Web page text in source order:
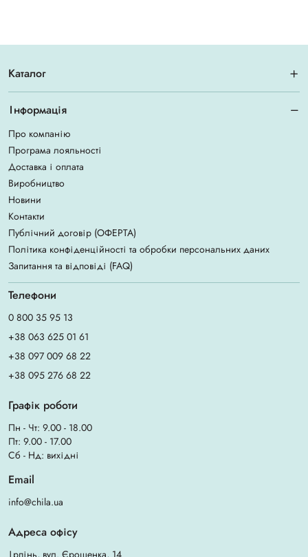
Каталог
Інформація
Про компанію
Програма лояльності
Доставка і оплата
Виробництво
Новини
Контакти
Публічний договір (ОФЕРТА)
Політика конфіденційності та обробки персональних даних
Запитання та відповіді (FAQ)
Телефони
0 800 35 95 13
+38 063 625 01 61
+38 097 009 68 22
+38 095 276 68 22
Графік роботи
Пн - Чт: 9.00 - 18.00
Пт: 9.00 - 17.00
Сб - Нд: вихідні
Email
info@chila.ua
Адреса офісу
Ірпінь, вул. Єрощенка, 14